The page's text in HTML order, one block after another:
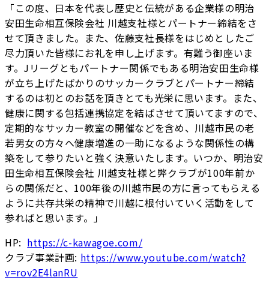
「この度、日本を代表し歴史と伝統がある企業様の明治
安田生命相互保険会社 川越支社様とパートナー締結をさ
せて頂きました。また、佐藤支社長様をはじめとしたご
尽力頂いた皆様にお礼を申し上げます。有難う御座いま
す。Jリーグともパートナー関係でもある明治安田生命様
が立ち上げたばかりのサッカークラブとパートナー締結
するのは初とのお話を頂きとても光栄に思います。また、
健康に関する包括連携協定を結ばさせて頂いてますので、
定期的なサッカー教室の開催などを含め、川越市民の老
若男女の方々へ健康増進の一助になるような関係性の構
築をして参りたいと強く決意いたします。いつか、明治安
田生命相互保険会社 川越支社様と弊クラブが100年前か
らの関係だと、100年後の川越市民の方に言ってもらえる
ように共存共栄の精神で川越に根付いていく活動をして
参ればと思います。」
HP: https://c-kawagoe.com/
クラブ事業計画: https://www.youtube.com/watch?
v=rov2E4lanRU